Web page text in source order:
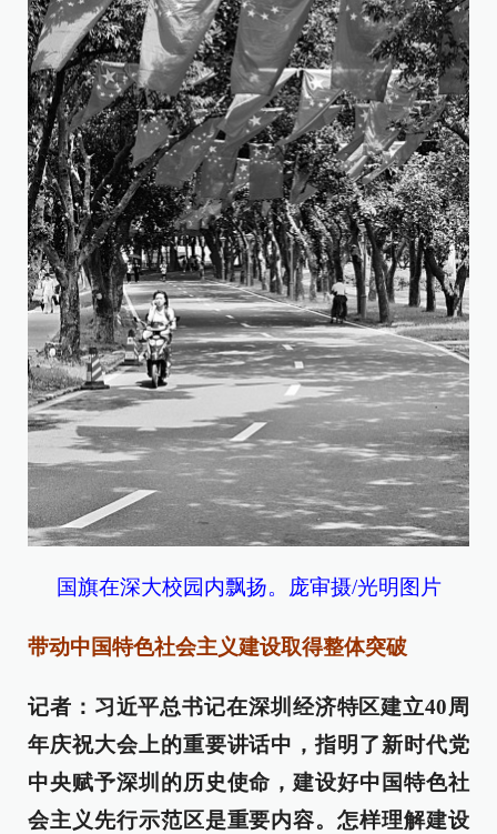
国旗在深大校园内飘扬。庞审摄/光明图片
带动中国特色社会主义建设取得整体突破
记者：习近平总书记在深圳经济特区建立40周
年庆祝大会上的重要讲话中，指明了新时代党
中央赋予深圳的历史使命，建设好中国特色社
会主义先行示范区是重要内容。怎样理解建设